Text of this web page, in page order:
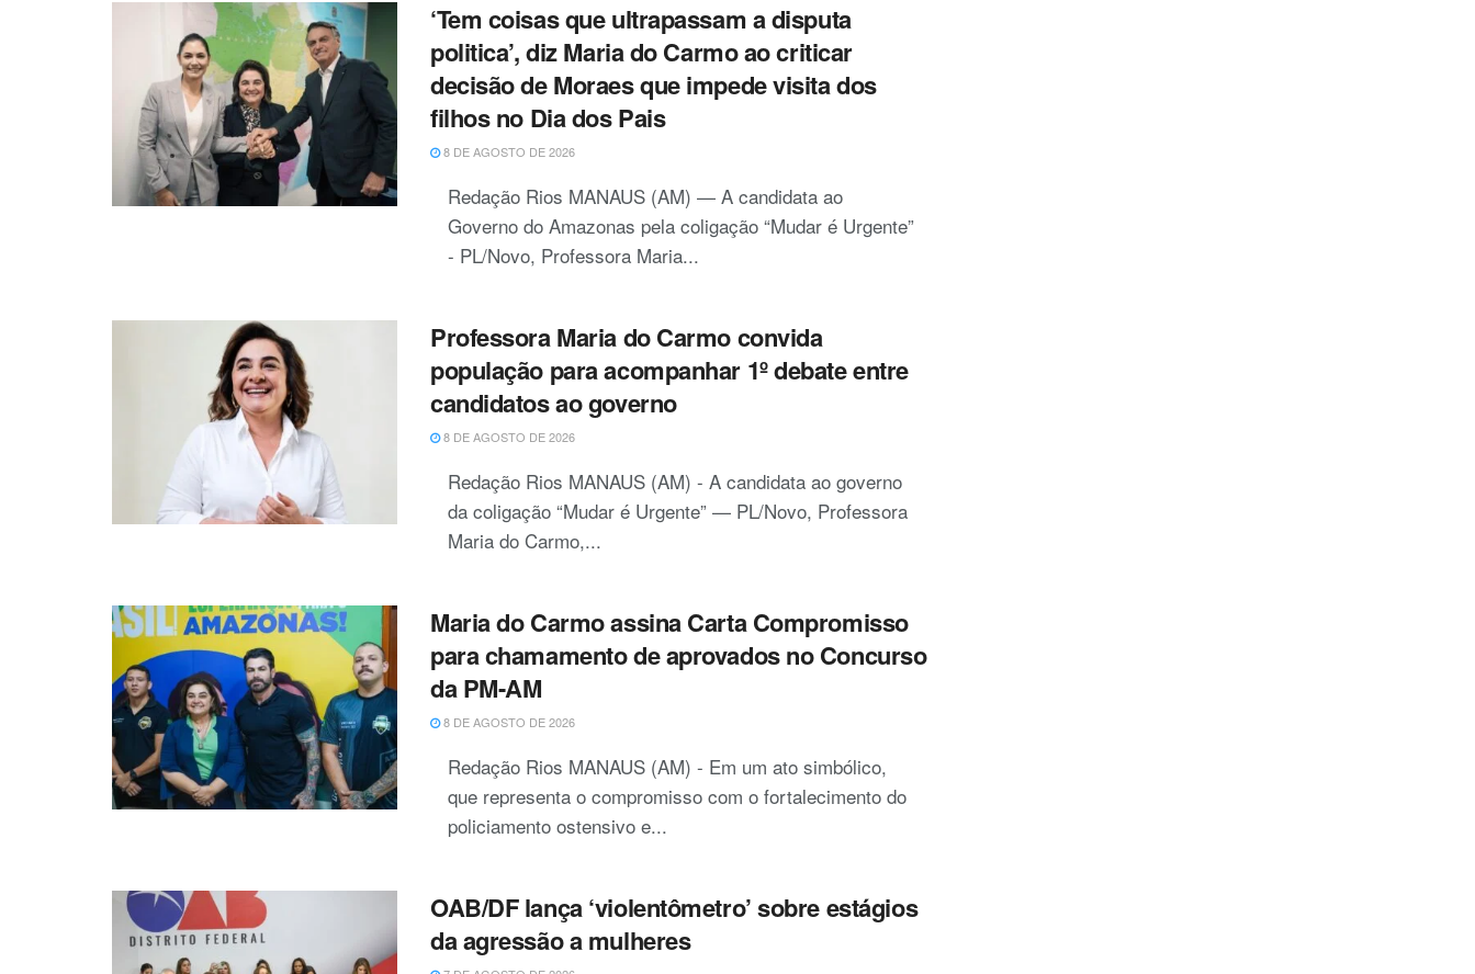
‘Tem coisas que ultrapassam a disputa
politica’, diz Maria do Carmo ao criticar
decisão de Moraes que impede visita dos
filhos no Dia dos Pais
8 DE AGOSTO DE 2026
Redação Rios MANAUS (AM) — A candidata ao
Governo do Amazonas pela coligação “Mudar é Urgente”
- PL/Novo, Professora Maria...
Professora Maria do Carmo convida
população para acompanhar 1º debate entre
candidatos ao governo
8 DE AGOSTO DE 2026
Redação Rios MANAUS (AM) - A candidata ao governo
da coligação “Mudar é Urgente” — PL/Novo, Professora
Maria do Carmo,...
Maria do Carmo assina Carta Compromisso
para chamamento de aprovados no Concurso
da PM-AM
8 DE AGOSTO DE 2026
Redação Rios MANAUS (AM) - Em um ato simbólico,
que representa o compromisso com o fortalecimento do
policiamento ostensivo e...
OAB/DF lança ‘violentômetro’ sobre estágios
da agressão a mulheres